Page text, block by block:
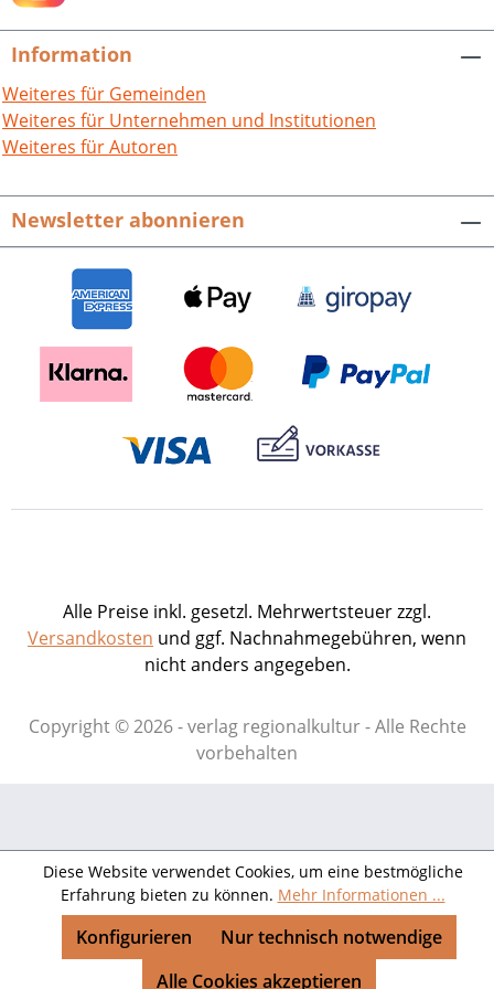
seiner berühmten Sommerresidenz
entführen. Zahlreiches, bisher
unveröffentlichtes Bild- und
Dokumentenmaterial wird Ihnen völlig
Schwetzingen – Geschichte(n) einer
Stadt. Band 1.Hrsg. von der Stadt
Schwetzingen. Schwetzinger Historische
Schriften, Bd. 1.352 S. mit 255, meist
farbigen Abb., fester Einband.ISBN 978-
Information
Weiteres für Gemeinden
Weiteres für Unternehmen und Institutionen
Weiteres für Autoren
Newsletter abonnieren
Alle Preise inkl. gesetzl. Mehrwertsteuer zzgl.
Versandkosten und ggf. Nachnahmegebühren, wenn
nicht anders angegeben.
Copyright © 2026 - verlag regionalkultur - Alle Rechte
vorbehalten
Diese Website verwendet Cookies, um eine bestmögliche
Erfahrung bieten zu können. Mehr Informationen ...
Nur technisch notwendige
Konfigurieren
Alle Cookies akzeptieren